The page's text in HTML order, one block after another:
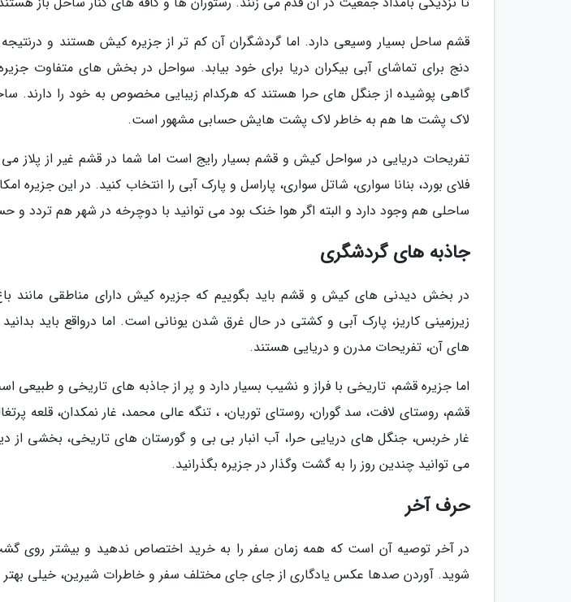
قشم ساحل بسیار وسیعی دارد. اما گردشگران آن کم تر از جزیره کیش هستند و
دنج برای تماشای آبی بیکران دریا برای خود بیابد. سواحل در بخش های متفاوت
گاهی پوشیده از جنگل های حرا هستند که هرکدام زیبایی مخصوص به خود را دارند.
لاک پشت ها هم به خاطر لاک پشت هایش حسابی مشهور است.
تفریحات دریایی در سواحل کیش و قشم بسیار رایج است اما شما در قشم غیر از پلاز می
فلای بورد، بنانا سواری، شاتل سواری، پاراسل و پارک آبی را انتخاب کنید. در این جزیره
ساحلی هم وجود دارد و البته اگر هوا خنک بود می توانید با دوچرخه در شهر هم تردد و
جاذبه های گردشگری
در بخش دیدنی های کیش و قشم باید بگوییم که جزیره کیش دارای مناطقی مانند
زیرزمینی کاریز، پارک آبی و کشتی در حال غرق شدن یونانی است. اما درواقع باید
های آن، تفریحات مدرن و دریایی هستند.
اما جزیره قشم، تاریخی با فراز و نشیب بسیار دارد و پر از جاذبه های تاریخی و طبیعی
قشم، روستای لافت، سد گوران، روستای توریان، ، تنگه عالی محمد، غار نمکدان، قلعه
غار خربس، جنگل های دریایی حرا، آب انبار بی بی و گورستان های تاریخی، بخشی
می توانید چندین روز را به گشت وگذار در جزیره بگذرانید.
حرف آخر
در آخر توصیه آن است که همه زمان سفر را به خرید اختصاص ندهید و بیشتر روی
شوید. آوردن صدها عکس یادگاری از جای جای مختلف سفر و خاطرات شیرین، خیلی